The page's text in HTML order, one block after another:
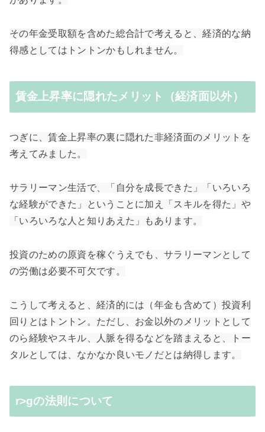
その年金受取額を含めた総合計で考えると、経済的な納
得感としてはトントンかもしれません。
賃金上昇率に隠れたメリット（経済面以外）
つぎに、賃金上昇率の裏に隠れた非経済面のメリットを
考えてみました。
サラリーマン生活で、「自分を成長できた」「いろいろ
な経験ができた」ということに加え「スキルを得た」や
「いろいろな人と知りあえた」もあります。
投資のための原資を稼ぐうえでも、サラリーマンとして
の労働は必要不可欠です。
こうして考えると、経済的には（年金も含めて）投資利
回りとはトントン。ただし、お金以外のメリットとして
のら経験やスキル、人脈を得るなどを踏まえると、トー
タルとしては、なかなか良いモノだとは納得します。
r>gの法則について